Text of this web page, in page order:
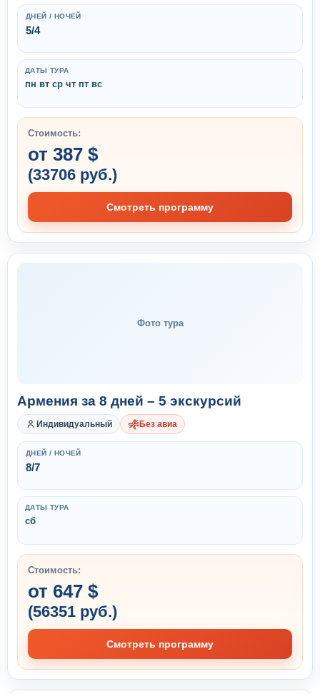
ДНЕЙ / НОЧЕЙ
5/4
ДАТЫ ТУРА
пн вт ср чт пт вс
Стоимость:
от 387 $
(33706 руб.)
Смотреть программу
Фото тура
Армения за 8 дней – 5 экскурсий
Индивидуальный Без авиа
ДНЕЙ / НОЧЕЙ
8/7
ДАТЫ ТУРА
сб
Стоимость:
от 647 $
(56351 руб.)
Смотреть программу